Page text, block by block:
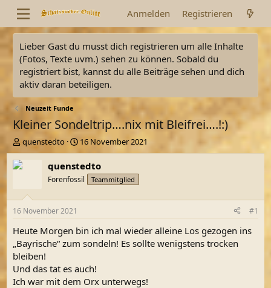
Anmelden Registrieren
Lieber Gast du musst dich registrieren um alle Inhalte
(Fotos, Texte uvm.) sehen zu können. Sobald du
registriert bist, kannst du alle Beiträge sehen und dich
aktiv daran beteiligen.
Neuzeit Funde
Kleiner Sondeltrip….nix mit Bleifrei….!:)
E
r
s
l
e
r
quenstedto
E
r
s
t
e
t
a
16 November 2021
quenstedto
Forenfossil Teammitglied
16 November 2021 #1
Heute Morgen bin ich mal wieder alleine Los gezogen ins
„Bayrische“ zum sondeln! Es sollte wenigstens trocken
bleiben!
Und das tat es auch!
Ich war mit dem Orx unterwegs!